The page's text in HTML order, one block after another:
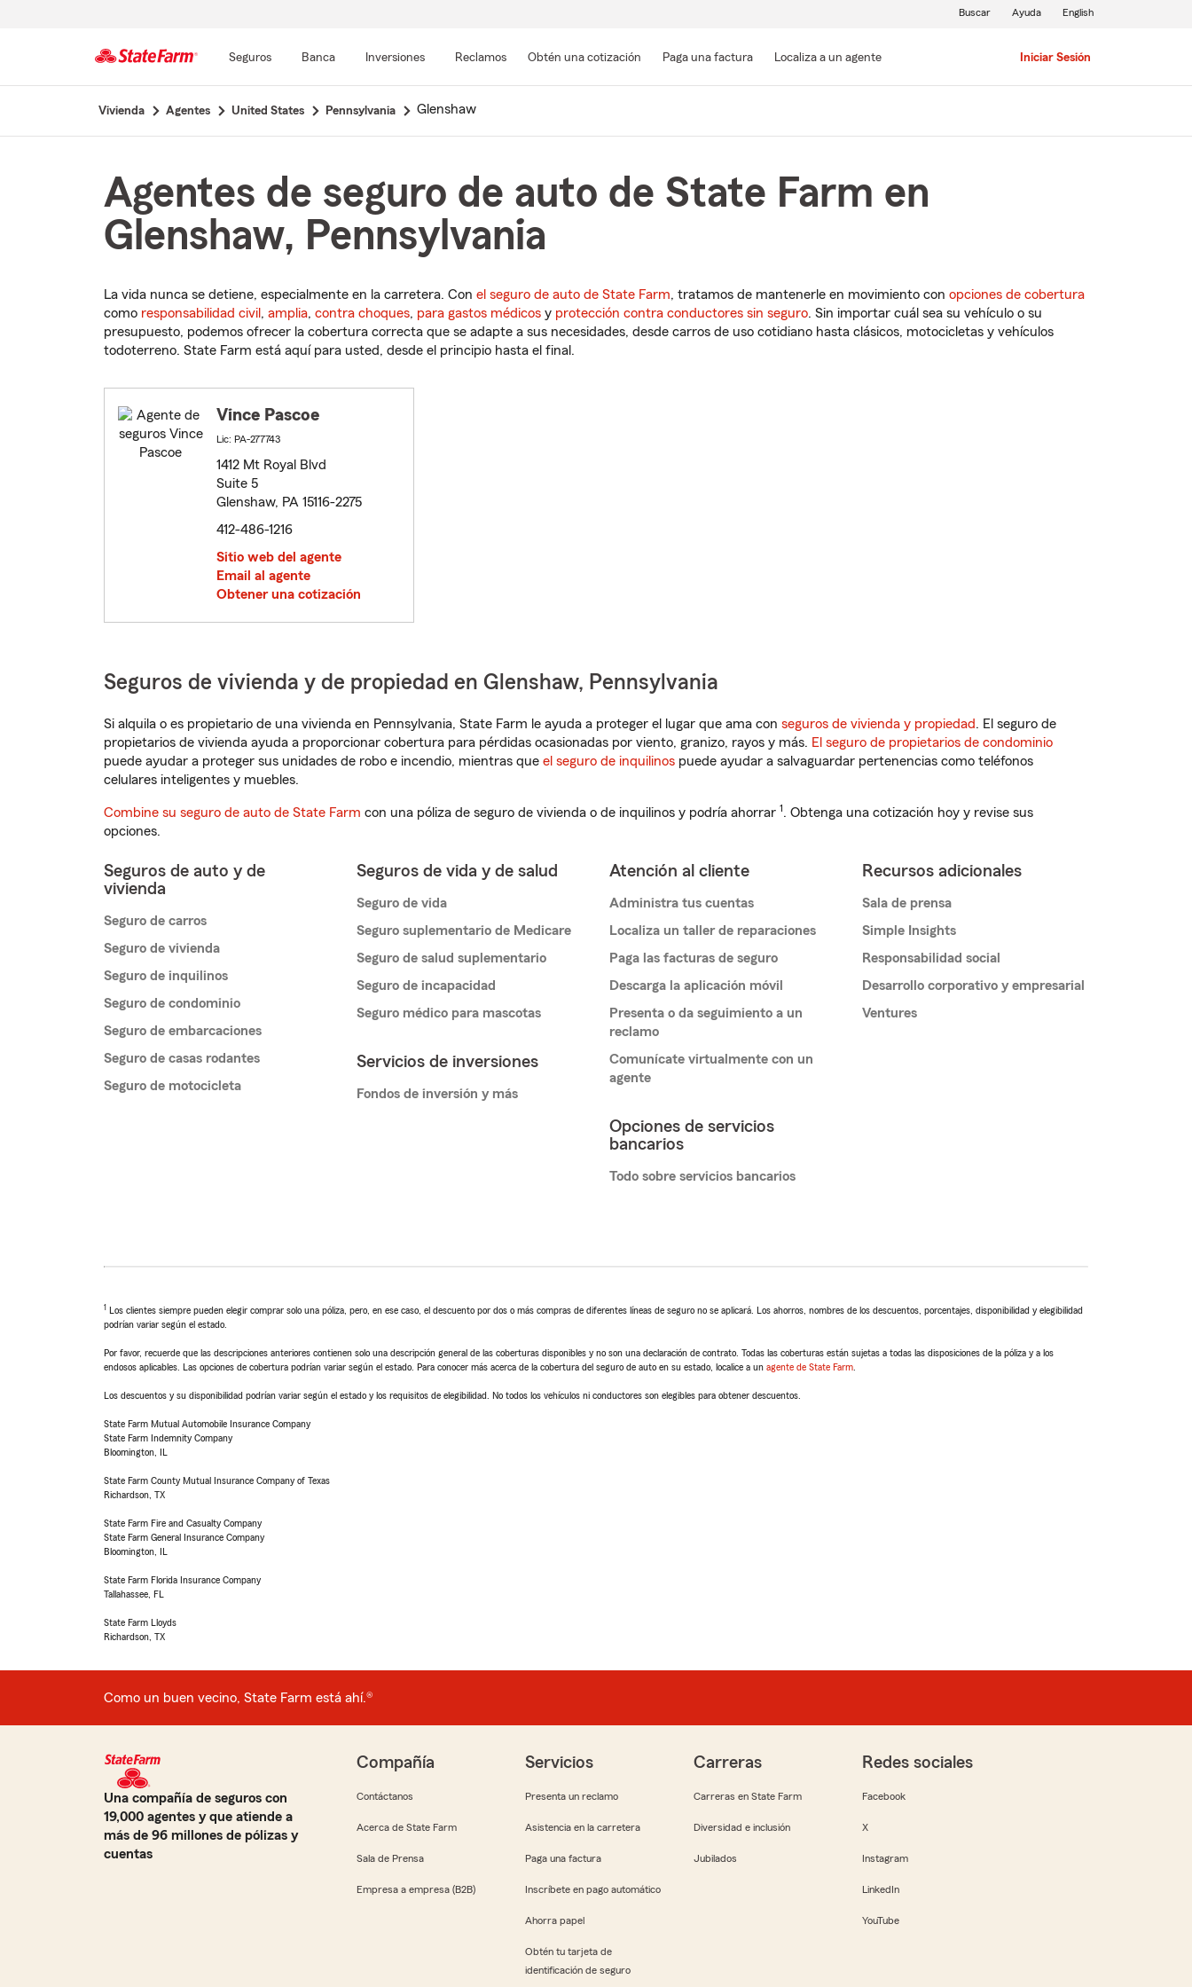
contenido
Seguros Banca Inversiones Reclamos Obtén una cotización Paga una factura Localiza a un agente Iniciar Sesión
Buscar Ayuda English
Vivienda Agentes United States Pennsylvania Glenshaw
Agentes de seguro de auto de State Farm en
Glenshaw, Pennsylvania
La vida nunca se detiene, especialmente en la carretera. Con el seguro de auto de State Farm, tratamos de mantenerle en movimiento con opciones de cobertura
como responsabilidad civil , amplia, contra choques, para gastos médicos y protección contra conductores sin seguro. Sin importar cuál sea su vehículo o su
presupuesto, podemos ofrecer la cobertura correcta que se adapte a sus necesidades, desde carros de uso cotidiano hasta clásicos, motocicletas y vehículos
todoterreno. State Farm está aquí para usted, desde el principio hasta el final.
Vince Pascoe
Lic: PA-277743
1412 Mt Royal Blvd
Suite 5
Glenshaw, PA 15116-2275
412-486-1216
Sitio web del agente
Email al agente
Obtener una cotización
Seguros de vivienda y de propiedad en Glenshaw, Pennsylvania
Si alquila o es propietario de una vivienda en Pennsylvania, State Farm le ayuda a proteger el lugar que ama con seguros de vivienda y propiedad. El seguro de
propietarios de vivienda ayuda a proporcionar cobertura para pérdidas ocasionadas por viento, granizo, rayos y más. El seguro de propietarios de condominio
puede ayudar a proteger sus unidades de robo e incendio, mientras que el seguro de inquilinos puede ayudar a salvaguardar pertenencias como teléfonos
celulares inteligentes y muebles.
Combine su seguro de auto de State Farm con una póliza de seguro de vivienda o de inquilinos y podría ahorrar 1. Obtenga una cotización hoy y revise sus
opciones.
Seguros de auto y de
vivienda
Seguro de carros
Seguro de vivienda
Seguro de inquilinos
Seguro de condominio
Seguro de embarcaciones
Seguro de casas rodantes
Seguro de motocicleta
Seguros de vida y de salud
Seguro de vida
Seguro suplementario de Medicare
Seguro de salud suplementario
Seguro de incapacidad
Seguro médico para mascotas
Servicios de inversiones
Fondos de inversión y más
Atención al cliente
Administra tus cuentas
Localiza un taller de reparaciones
Paga las facturas de seguro
Descarga la aplicación móvil
Presenta o da seguimiento a un
reclamo
Comunícate virtualmente con un
agente
Opciones de servicios
bancarios
Todo sobre servicios bancarios
Recursos adicionales
Sala de prensa
Simple Insights
Responsabilidad social
Desarrollo corporativo y empresarial
Ventures
1 Los clientes siempre pueden elegir comprar solo una póliza, pero, en ese caso, el descuento por dos o más compras de diferentes líneas de seguro no se aplicará. Los ahorros, nombres de los descuentos, porcentajes, disponibilidad y elegibilidad
podrían variar según el estado.
Por favor, recuerde que las descripciones anteriores contienen solo una descripción general de las coberturas disponibles y no son una declaración de contrato. Todas las coberturas están sujetas a todas las disposiciones de la póliza y a los
endosos aplicables. Las opciones de cobertura podrían variar según el estado. Para conocer más acerca de la cobertura del seguro de auto en su estado, localice a un agente de State Farm
Los descuentos y su disponibilidad podrían variar según el estado y los requisitos de elegibilidad. No todos los vehículos ni conductores son elegibles para obtener descuentos.
State Farm Mutual Automobile Insurance Company
State Farm Indemnity Company
Bloomington, IL
State Farm County Mutual Insurance Company of Texas
Richardson, TX
State Farm Fire and Casualty Company
State Farm General Insurance Company
Bloomington, IL
State Farm Florida Insurance Company
Tallahassee, FL
State Farm Lloyds
Richardson, TX
Como un buen vecino, State Farm está ahí.®
Una compañía de seguros con
19,000 agentes y que atiende a
más de 96 millones de pólizas y
cuentas
Compañía
Contáctanos
Acerca de State Farm
Sala de Prensa
Empresa a empresa (B2B)
Servicios
Presenta un reclamo
Asistencia en la carretera
Paga una factura
Inscríbete en pago automático
Ahorra papel
Obtén tu tarjeta de
identificación de seguro
Carreras
Carreras en State Farm
Diversidad e inclusión
Jubilados
Redes sociales
Facebook
X
Instagram
LinkedIn
YouTube